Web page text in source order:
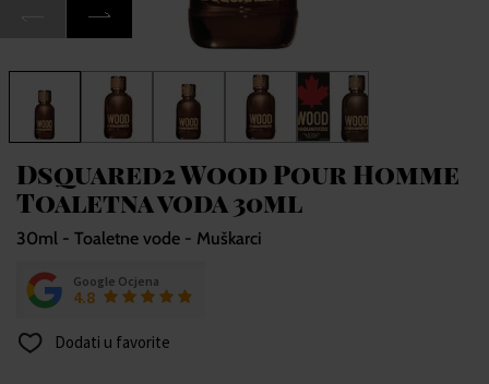
Dsquared2 Wood Pour Homme
Toaletna voda 30ml
30ml - Toaletne vode - Muškarci
Google Ocjena
4.8
Dodati u favorite